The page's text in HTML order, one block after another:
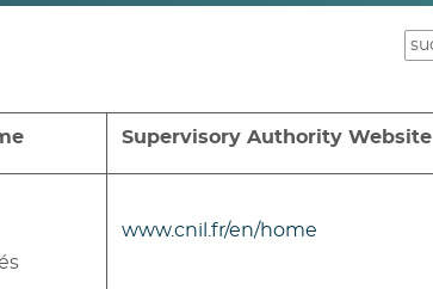
Supervisory Authority Website
www.cnil.fr/en/home